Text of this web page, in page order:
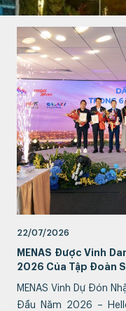
22/07/2026
MENAS Được Vinh
2026 Của Tập Đoàn
MENAS Vinh Dự Đón
Đầu Năm 2026 –